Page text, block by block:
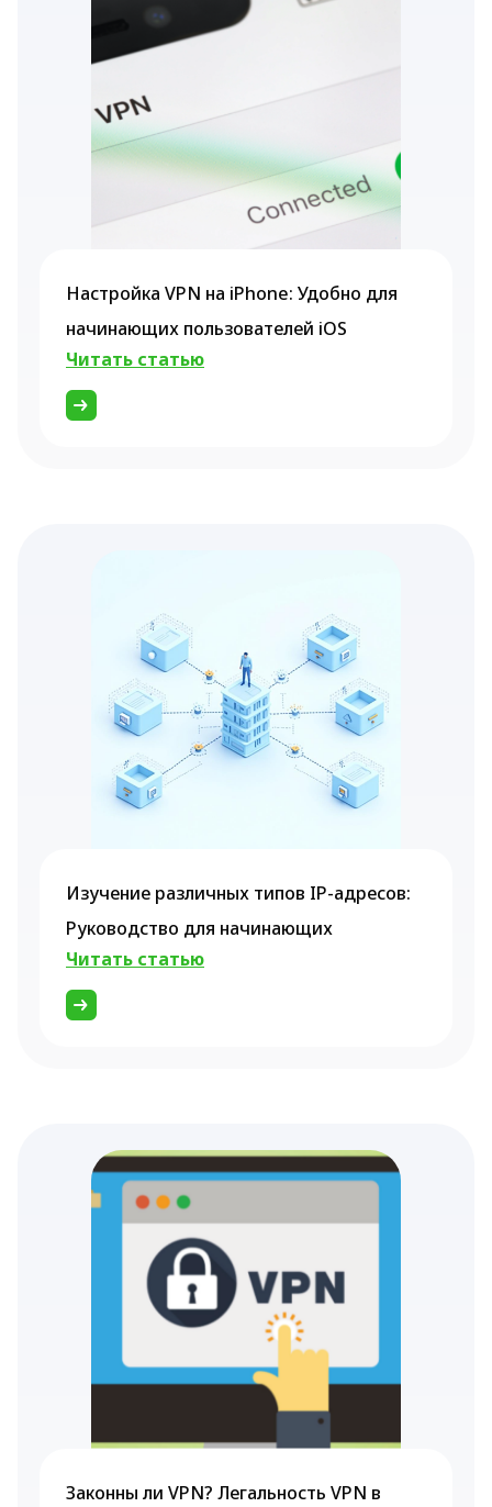
Настройка VPN на iPhone: Удобно для
начинающих пользователей iOS
Читать статью
Изучение различных типов IP-адресов:
Руководство для начинающих
Читать статью
Законны ли VPN? Легальность VPN в